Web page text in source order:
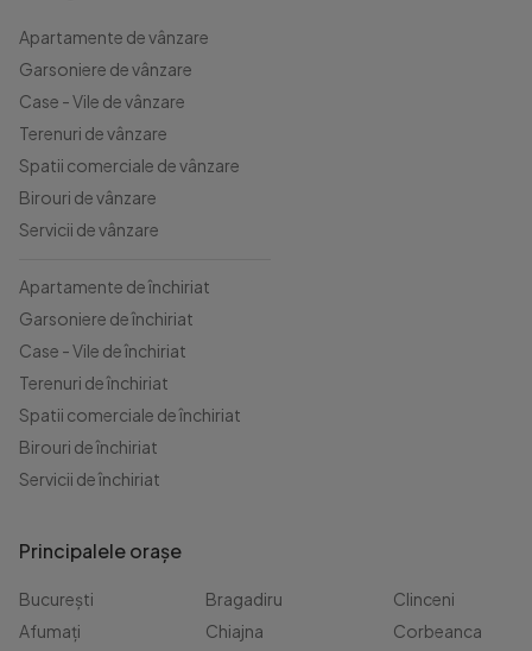
Apartamente de vânzare
Garsoniere de vânzare
Case - Vile de vânzare
Terenuri de vânzare
Spatii comerciale de vânzare
Birouri de vânzare
Servicii de vânzare
Apartamente de închiriat
Garsoniere de închiriat
Case - Vile de închiriat
Terenuri de închiriat
Spatii comerciale de închiriat
Birouri de închiriat
Servicii de închiriat
Principalele orașe
București
Afumați
Bragadiru
Chiajna
Clinceni
Corbeanca